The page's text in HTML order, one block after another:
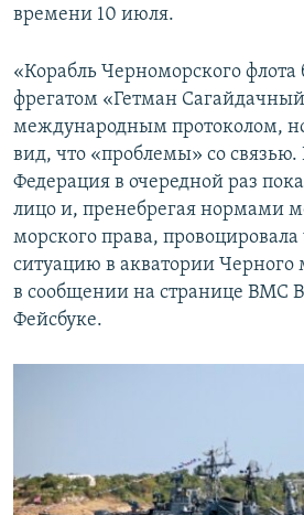
времени 10 июля.
«Корабль Черноморского
фрегатом «Гетман
международным протоколом,
вид, что «проблемы» со связью.
Федерация в очередной раз
лицо и, пренебрегая нормами
морского права,
ситуацию в акватории Черного
в сообщении на странице ВМС
Фейсбуке.